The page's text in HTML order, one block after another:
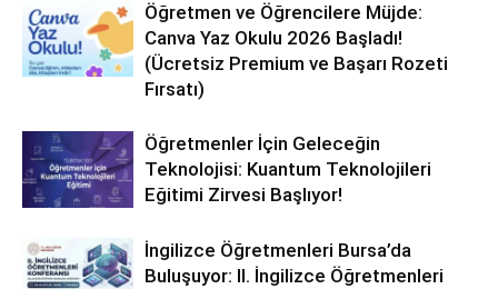
Öğretmen ve Öğrencilere Müjde:
Canva Yaz Okulu 2026 Başladı!
(Ücretsiz Premium ve Başarı Rozeti
Fırsatı)
Öğretmenler İçin Geleceğin
Teknolojisi: Kuantum Teknolojileri
Eğitimi Zirvesi Başlıyor!
İngilizce Öğretmenleri Bursa’da
Buluşuyor: II. İngilizce Öğretmenleri